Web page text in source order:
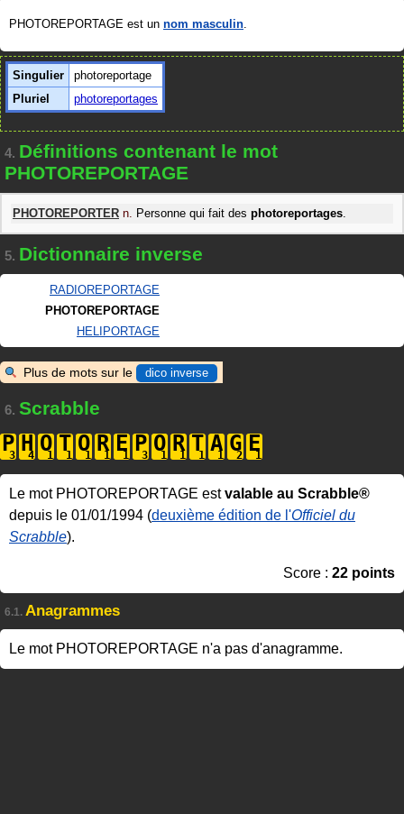
PHOTOREPORTAGE est un nom masculin.
Singulier
photoreportage
Pluriel
photoreportages
4. Définitions contenant le mot
PHOTOREPORTAGE
PHOTOREPORTER n. Personne qui fait des photoreportages.
5. Dictionnaire inverse
RADIOREPORTAGE
PHOTOREPORTAGE
HELIPORTAGE
Plus de mots sur le dico inverse
6. Scrabble
P H O T O R E P O R T A G E
Le mot PHOTOREPORTAGE estvalable au Scrabble®
depuis le 01/01/1994 (deuxième édition de l'Officiel du
Scrabble).
Score : 22 points
6.1. Anagrammes
Le mot PHOTOREPORTAGE n'a pas d'anagramme.